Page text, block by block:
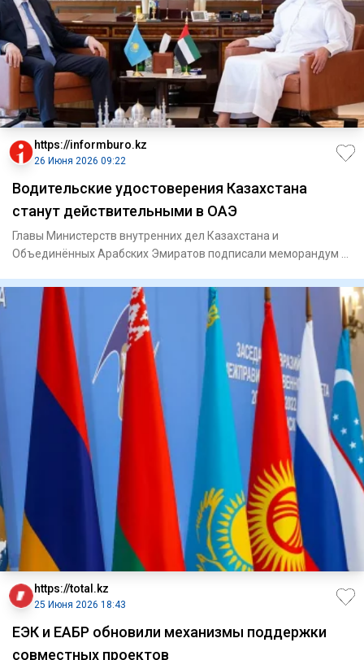
https://informburo.kz
26 Июня 2026 09:22
Водительские удостоверения Казахстана
станут действительными в ОАЭ
Главы Министерств внутренних дел Казахстана и
Объединённых Арабских Эмиратов подписали меморандум о
https://total.kz
25 Июня 2026 18:43
ЕЭК и ЕАБР обновили механизмы поддержки
совместных проектов